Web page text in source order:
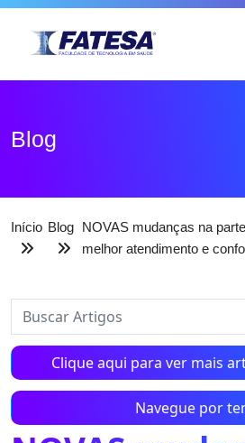
Blog
Início Blog NOVAS mudanças na
melhor atendimento e
Clique aqui para ver mais
Navegue por